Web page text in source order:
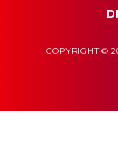
COPYRIGHT ©